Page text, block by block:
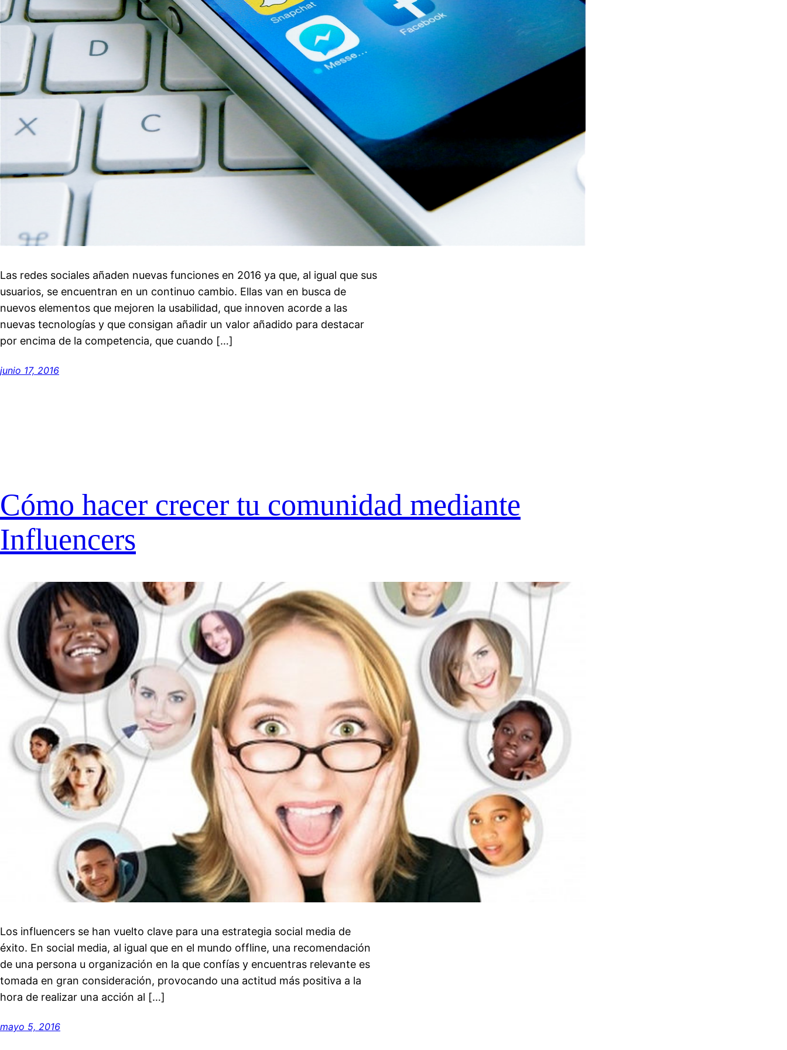
Las redes sociales añaden nuevas funciones en 2016 ya que, al igual que sus
usuarios, se encuentran en un continuo cambio. Ellas van en busca de
nuevos elementos que mejoren la usabilidad, que innoven acorde a las
nuevas tecnologías y que consigan añadir un valor añadido para destacar
por encima de la competencia, que cuando […]
junio 17, 2016
Cómo hacer crecer tu comunidad mediante
Influencers
Los influencers se han vuelto clave para una estrategia social media de
éxito. En social media, al igual que en el mundo offline, una recomendación
de una persona u organización en la que confías y encuentras relevante es
tomada en gran consideración, provocando una actitud más positiva a la
hora de realizar una acción al […]
mayo 5, 2016